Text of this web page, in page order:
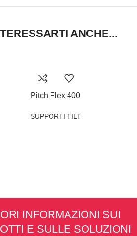
ANCHE...
Pitch Flex 400
SUPPORTI TILT
INFORMAZIONI SUI
E SULLE SOLUZIONI